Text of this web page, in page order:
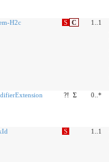
H2c S C 1..1
?! Σ 0..*
S 1..1